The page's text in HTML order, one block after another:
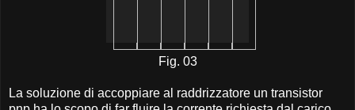
Fig. 03
La soluzione di accoppiare al raddrizzatore un transistor